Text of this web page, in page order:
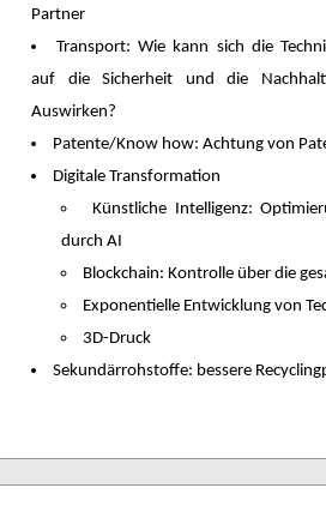
Partner
Transport: Wie kann sich die
auf die Sicherheit und die
Auswirken?
Patente/Know how: Achtung von
Digitale Transformation
Künstliche Intelligenz:
durch AI
Blockchain: Kontrolle über die
Exponentielle Entwicklung von
3D-Druck
Sekundärrohstoffe: bessere